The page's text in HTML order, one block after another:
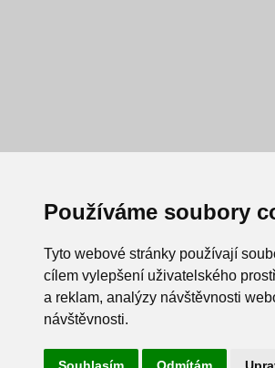
Používáme soubory
Tyto webové stránky používají
cílem vylepšení uživatelského
a reklam, analýzy návštěvnosti
návštěvnosti.